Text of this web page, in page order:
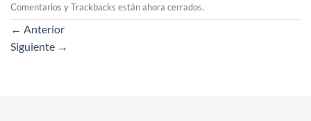
Comentarios y Trackbacks están ahora cerrados.
← Anterior
Siguiente →